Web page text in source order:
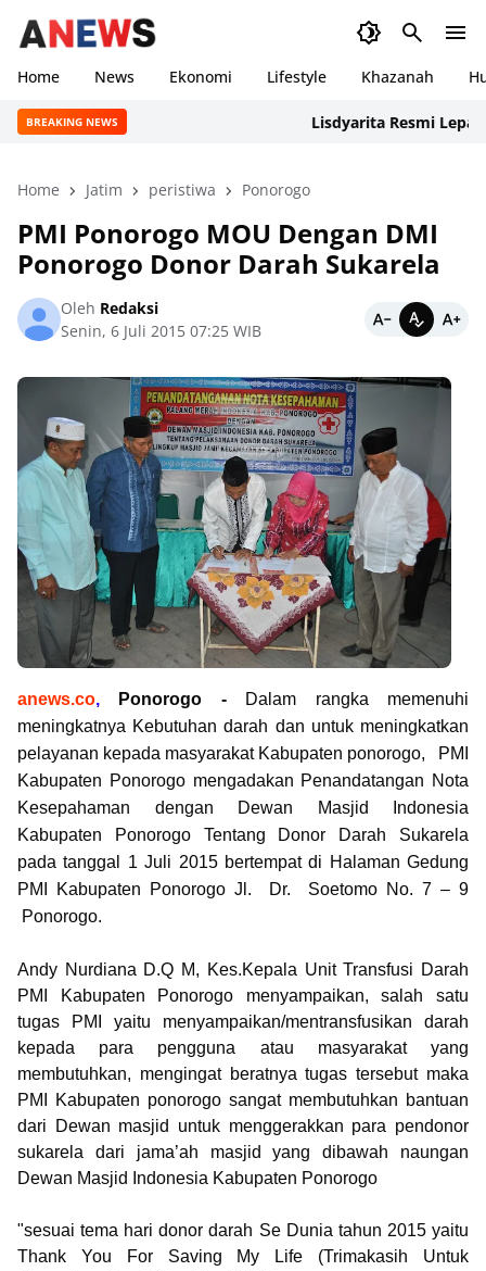
Home News Ekonomi Lifestyle Khazanah
BREAKING NEWS Lisdyarita Resmi Lepas
Home Jatim peristiwa Ponorogo
PMI Ponorogo MOU Dengan DMI
Ponorogo Donor Darah Sukarela
Oleh Redaksi
Senin, 6 Juli 2015 07:25 WIB
anews.co, Ponorogo -
Dalam rangka memenuhi
meningkatnya Kebutuhan darah dan untuk meningkatkan
pelayanan kepada masyarakat Kabupaten ponorogo, PMI
Kabupaten Ponorogo mengadakan Penandatangan Nota
Kesepahaman dengan Dewan Masjid Indonesia
Kabupaten Ponorogo Tentang Donor Darah Sukarela
pada tanggal 1 Juli 2015 bertempat di Halaman Gedung
PMI Kabupaten Ponorogo Jl. Dr. Soetomo No. 7 – 9
Ponorogo.
Andy Nurdiana D.Q M, Kes.Kepala Unit Transfusi Darah
PMI Kabupaten Ponorogo menyampaikan, salah satu
tugas PMI yaitu menyampaikan/mentransfusikan darah
kepada para pengguna atau masyarakat yang
membutuhkan, mengingat beratnya tugas tersebut maka
PMI Kabupaten ponorogo sangat membutuhkan bantuan
dari Dewan masjid untuk menggerakkan para pendonor
sukarela dari jama’ah masjid yang dibawah naungan
Dewan Masjid Indonesia Kabupaten Ponorogo
"sesuai tema hari donor darah Se Dunia tahun 2015 yaitu
Thank You For Saving My Life (Trimakasih Untuk